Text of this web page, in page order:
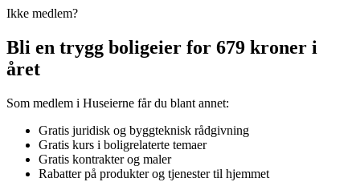
Ikke medlem?
Bli en trygg boligeier for 679 kroner i
året
Som medlem i Huseierne får du blant annet:
Gratis juridisk og byggteknisk rådgivning
Gratis kurs i boligrelaterte temaer
Gratis kontrakter og maler
Rabatter på produkter og tjenester til hjemmet